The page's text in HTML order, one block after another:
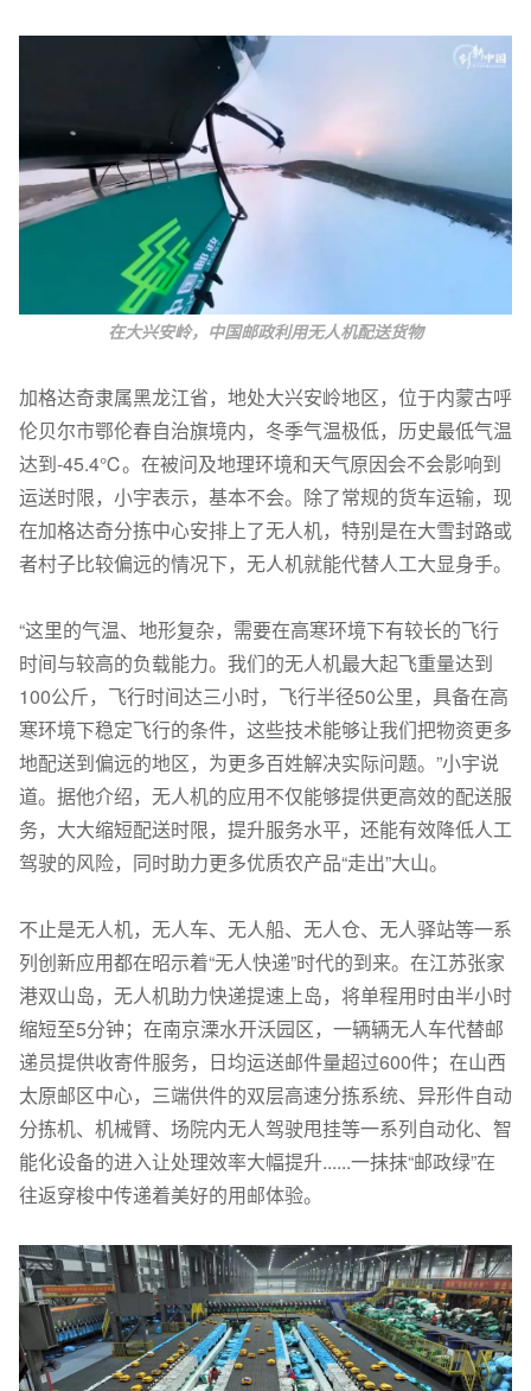
在大兴安岭，中国邮政利用无人机配送货物
加格达奇隶属黑龙江省，地处大兴安岭地区，位于内蒙古呼
伦贝尔市鄂伦春自治旗境内，冬季气温极低，历史最低气温
达到-45.4℃。在被问及地理环境和天气原因会不会影响到
运送时限，小宇表示，基本不会。除了常规的货车运输，现
在加格达奇分拣中心安排上了无人机，特别是在大雪封路或
者村子比较偏远的情况下，无人机就能代替人工大显身手。
“这里的气温、地形复杂，需要在高寒环境下有较长的飞行
时间与较高的负载能力。我们的无人机最大起飞重量达到
100公斤，飞行时间达三小时，飞行半径50公里，具备在高
寒环境下稳定飞行的条件，这些技术能够让我们把物资更多
地配送到偏远的地区，为更多百姓解决实际问题。”小宇说
道。据他介绍，无人机的应用不仅能够提供更高效的配送服
务，大大缩短配送时限，提升服务水平，还能有效降低人工
驾驶的风险，同时助力更多优质农产品“走出”大山。
不止是无人机，无人车、无人船、无人仓、无人驿站等一系
列创新应用都在昭示着“无人快递”时代的到来。在江苏张家
港双山岛，无人机助力快递提速上岛，将单程用时由半小时
缩短至5分钟；在南京溧水开沃园区，一辆辆无人车代替邮
递员提供收寄件服务，日均运送邮件量超过600件；在山西
太原邮区中心，三端供件的双层高速分拣系统、异形件自动
分拣机、机械臂、场院内无人驾驶甩挂等一系列自动化、智
能化设备的进入让处理效率大幅提升......一抹抹“邮政绿”在
往返穿梭中传递着美好的用邮体验。